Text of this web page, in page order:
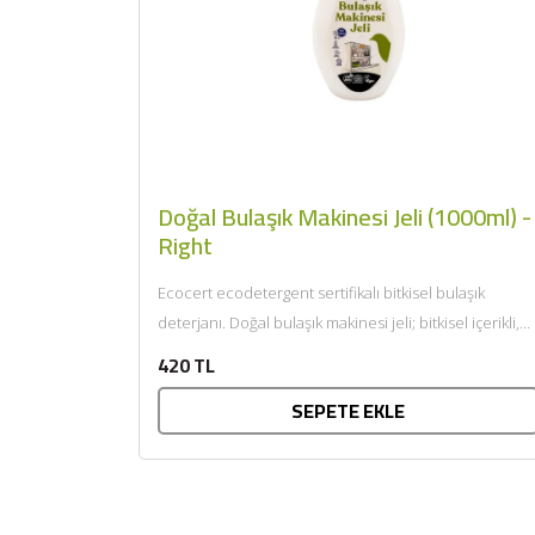
Doğal Bulaşık Makinesi Jeli (1000ml) -
Right
Ecocert ecodetergent sertifikalı bitkisel bulaşık
deterjanı. Doğal bulaşık makinesi jeli; bitkisel içerikli,
420 TL
SEPETE EKLE